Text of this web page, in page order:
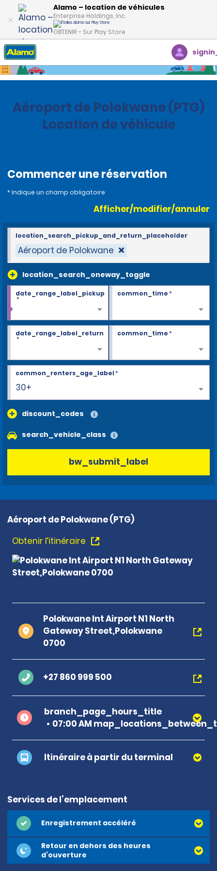
Alamo – location de véhicules
Enterprise Holdings, Inc.
OBTENIR – Sur Play Store
Accueil Succursales
Aéroport de Polokwane (PTG)
Location de véhicule
Commencer une réservation
* Indique un champ obligatoire
Afficher/modifier/annuler
Aéroport de Polokwane
location_search_oneway_toggle
location_search_pickup_and_return_placeholder
date_range_label_pickup
*
common_time*
date_range_label_return
*
common_time*
30+
common_renters_age_label*
discount_codes
search_vehicle_class
bw_submit_label
Aéroport de Polokwane (PTG)
Obtenir l’itinéraire
Polokwane Int Airport N1 North
Gateway Street,Polokwane
0700
+27 860 999 500
branch_page_hours_title
07:00 AM
Itinéraire à partir du terminal
Services de l’emplacement
Enregistrement accéléré
Retour en dehors des heures
d’ouverture